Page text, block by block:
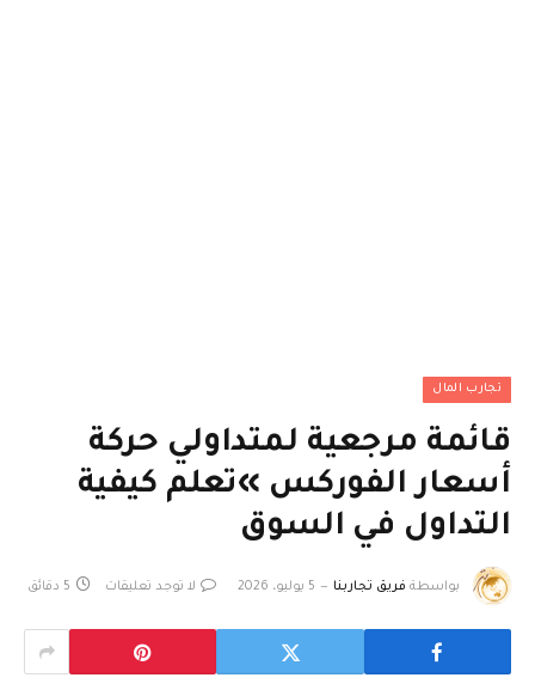
تجارب المال
قائمة مرجعية لمتداولي حركة
أسعار الفوركس »تعلم كيفية
التداول في السوق
بواسطة فريق تجاربنا 5 يوليو، 2026 لا توجد تعليقات 5 دقائق